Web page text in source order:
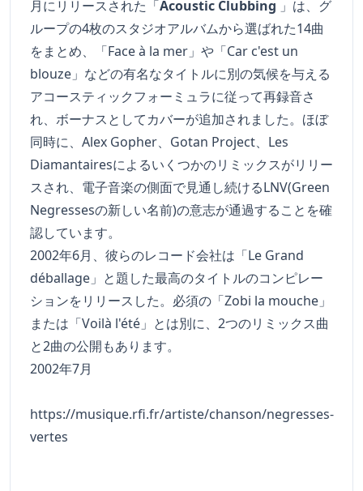
月にリリースされた「Acoustic Clubbing 」は、グ
ループの4枚のスタジオアルバムから選ばれた14曲
をまとめ、「Face à la mer」や「Car c'est un
blouze」などの有名なタイトルに別の気候を与える
アコースティックフォーミュラに従って再録音さ
れ、ボーナスとしてカバーが追加されました。ほぼ
同時に、Alex Gopher、Gotan Project、Les
Diamantairesによるいくつかのリミックスがリリー
スされ、電子音楽の側面で見通し続けるLNV(Green
Negressesの新しい名前)の意志が通過することを確
認しています。
2002年6月、彼らのレコード会社は「Le Grand
déballage」と題した最高のタイトルのコンピレー
ションをリリースした。必須の「Zobi la mouche」
または「Voilà l'été」とは別に、2つのリミックス曲
と2曲の公開もあります。
2002年7月
https://musique.rfi.fr/artiste/chanson/negresses-
vertes